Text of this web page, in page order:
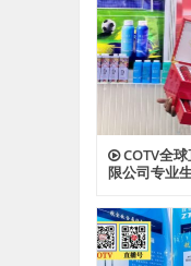
COTV全
限公司专业
蜂蜜胶原系
品，源头工